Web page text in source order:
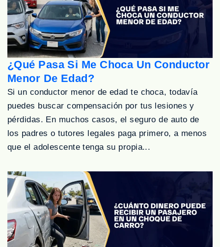
¿Qué Pasa Si Me Choca Un Conductor
Menor De Edad?
Si un conductor menor de edad te choca, todavía
puedes buscar compensación por tus lesiones y
pérdidas. En muchos casos, el seguro de auto de
los padres o tutores legales paga primero, a menos
que el adolescente tenga su propia...